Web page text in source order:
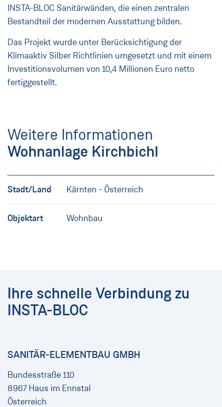
INSTA-BLOC Sanitärwänden, die einen zentralen
Bestandteil der modernen Ausstattung bilden.
Das Projekt wurde unter Berücksichtigung der
Klimaaktiv Silber Richtlinien umgesetzt und mit einem
Investitionsvolumen von 10,4 Millionen Euro netto
fertiggestellt.
Weitere Informationen
Wohnanlage Kirchbichl
Stadt/Land Kärnten - Österreich
Objektart Wohnbau
Ihre schnelle Verbindung zu
INSTA-BLOC
SANITÄR-ELEMENTBAU GMBH
Bundesstraße 110
8967 Haus im Ennstal
Österreich